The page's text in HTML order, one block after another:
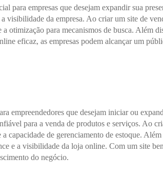
para empresas que desejam expandir sua
visibilidade da empresa. Ao criar um site de
otimização para mecanismos de busca. Além
eficaz, as empresas podem alcançar um
empreendedores que desejam iniciar ou
para a venda de produtos e serviços. Ao
capacidade de gerenciamento de estoque.
e a visibilidade da loja online. Com um site
do negócio.